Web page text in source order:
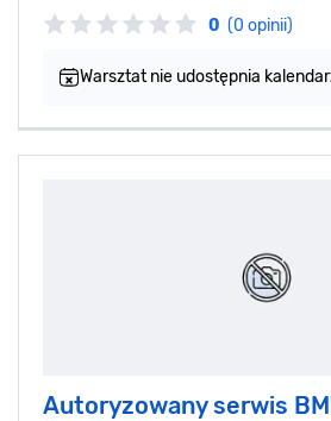
0 (0 opinii)
Warsztat nie udostępnia
Autoryzowany serwis